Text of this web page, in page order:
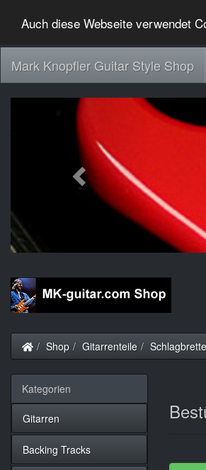
Auch diese Webseite verwendet
Mark Knopfler Guitar Style Shop
Previous
Startseite
Shop Gitarrenteile
Kategorien
Gitarren
Backing Tracks